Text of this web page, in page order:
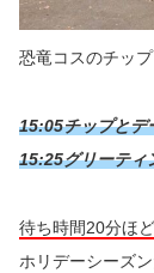
恐竜コスのチッ
15:05チップとデ
15:25グリーティ
待ち時間20分ほど
ホリデーシーズ